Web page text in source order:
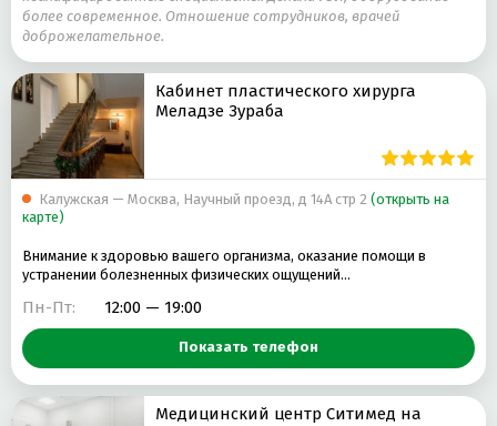
более современное. Отношение сотрудников, врачей
доброжелательное.
Кабинет пластического хирурга
Меладзе Зураба
Калужская — Москва, Научный проезд, д 14А стр 2 (открыть на
карте)
Внимание к здоровью вашего организма, оказание помощи в
устранении болезненных физических ощущений…
Пн-Пт: 12:00 — 19:00
Показать телефон
Медицинский центр Ситимед на